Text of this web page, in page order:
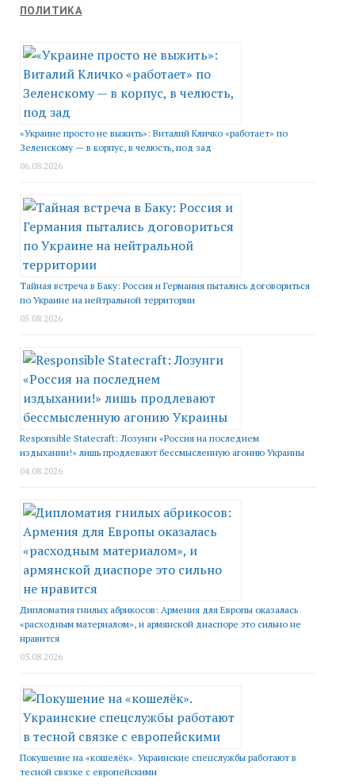
ПОЛИТИКА
«Украине просто не выжить»: Виталий Кличко «работает» по
Зеленскому — в корпус, в челюсть, под зад
06.08.2026
Тайная встреча в Баку: Россия и Германия пытались договориться
по Украине на нейтральной территории
05.08.2026
Responsible Statecraft: Лозунги «Россия на последнем
издыхании!» лишь продлевают бессмысленную агонию Украины
04.08.2026
Дипломатия гнилых абрикосов: Армения для Европы оказалась
«расходным материалом», и армянской диаспоре это сильно не
нравится
03.08.2026
Покушение на «кошелёк». Украинские спецслужбы работают в
тесной связке с европейскими